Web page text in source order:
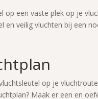
op een vaste plek op je
en veilig vluchten bij een
op je
Maak er een en